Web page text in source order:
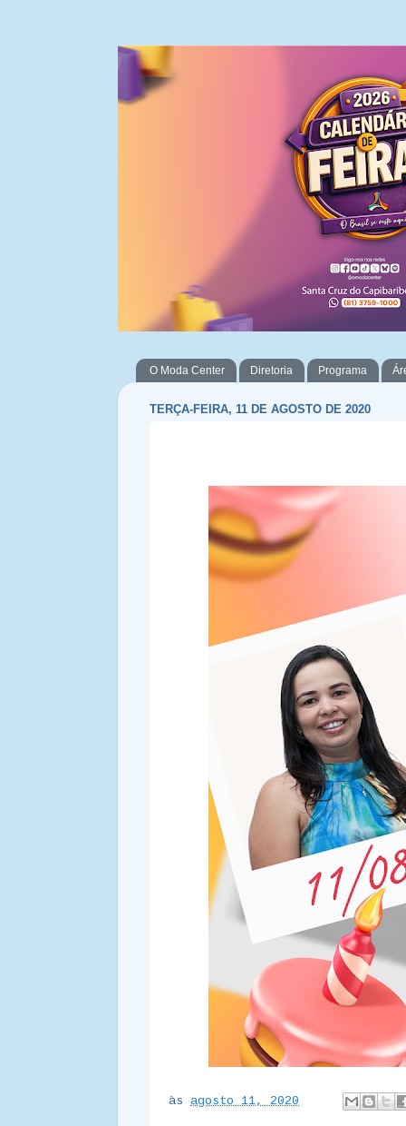
O Moda Center Diretoria Programa
TERÇA-FEIRA, 11 DE AGOSTO DE 2020
às agosto 11, 2020